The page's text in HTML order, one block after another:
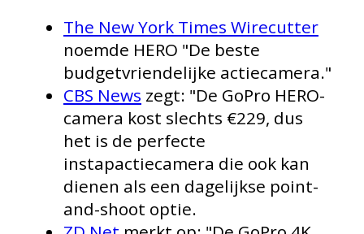
The New York Times Wirecutter
noemde HERO "De beste
budgetvriendelijke actiecamera."
CBS News zegt: "De GoPro HERO-
camera kost slechts €229, dus
het is de perfecte
instapactiecamera die ook kan
dienen als een dagelijkse point-
and-shoot optie.